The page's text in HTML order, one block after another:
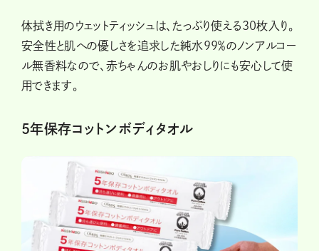
体拭き用のウェットティッシュは、たっぷり使える30枚入り。
安全性と肌への優しさを追求した純水99％のノンアルコー
ル無香料なので、赤ちゃんのお肌やおしりにも安心して使
用できます。
5年保存コットンボディタオル